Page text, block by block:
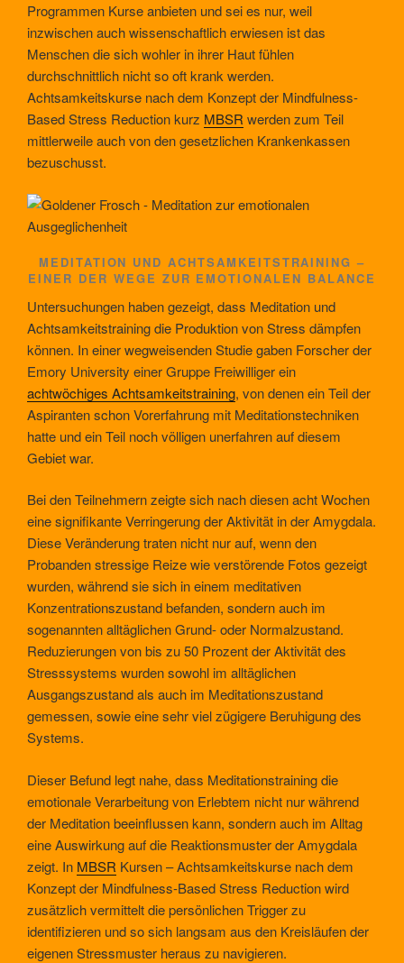
Programmen Kurse anbieten und sei es nur, weil
inzwischen auch wissenschaftlich erwiesen ist das
Menschen die sich wohler in ihrer Haut fühlen
durchschnittlich nicht so oft krank werden.
Achtsamkeitskurse nach dem Konzept der Mindfulness-
Based Stress Reduction kurz MBSR werden zum Teil
mittlerweile auch von den gesetzlichen Krankenkassen
bezuschusst.
MEDITATION UND ACHTSAMKEITSTRAINING –
EINER DER WEGE ZUR EMOTIONALEN BALANCE
Untersuchungen haben gezeigt, dass Meditation und
Achtsamkeitstraining die Produktion von Stress dämpfen
können. In einer wegweisenden Studie gaben Forscher der
Emory University einer Gruppe Freiwilliger ein
achtwöchiges Achtsamkeitstraining, von denen ein Teil der
Aspiranten schon Vorerfahrung mit Meditationstechniken
hatte und ein Teil noch völligen unerfahren auf diesem
Gebiet war.
Bei den Teilnehmern zeigte sich nach diesen acht Wochen
eine signifikante Verringerung der Aktivität in der Amygdala.
Diese Veränderung traten nicht nur auf, wenn den
Probanden stressige Reize wie verstörende Fotos gezeigt
wurden, während sie sich in einem meditativen
Konzentrationszustand befanden, sondern auch im
sogenannten alltäglichen Grund- oder Normalzustand.
Reduzierungen von bis zu 50 Prozent der Aktivität des
Stresssystems wurden sowohl im alltäglichen
Ausgangszustand als auch im Meditationszustand
gemessen, sowie eine sehr viel zügigere Beruhigung des
Systems.
Dieser Befund legt nahe, dass Meditationstraining die
emotionale Verarbeitung von Erlebtem nicht nur während
der Meditation beeinflussen kann, sondern auch im Alltag
eine Auswirkung auf die Reaktionsmuster der Amygdala
zeigt. In MBSR Kursen – Achtsamkeitskurse nach dem
Konzept der Mindfulness-Based Stress Reduction wird
zusätzlich vermittelt die persönlichen Trigger zu
identifizieren und so sich langsam aus den Kreisläufen der
eigenen Stressmuster heraus zu navigieren.